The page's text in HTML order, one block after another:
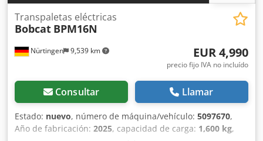
Nürtingen 9,539 km
Transpaletas eléctricas
Bobcat BPM16N
EUR 4,990
precio fijo IVA no incluído
Consultar Llamar
Estado: nuevo, número de máquina/vehículo: 5097670,
Año de fabricación: 2025, capacidad de carga: 1,600 kg,